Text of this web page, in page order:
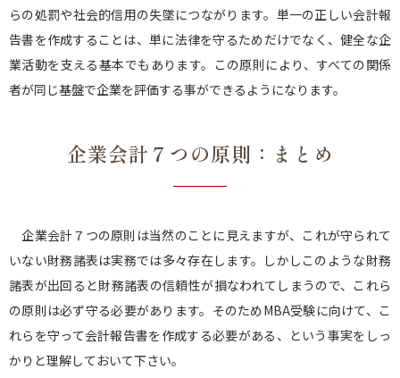
らの処罰や社会的信用の失墜につながります。単一の正しい会計報
告書を作成することは、単に法律を守るためだけでなく、健全な企
業活動を支える基本でもあります。この原則により、すべての関係
者が同じ基盤で企業を評価する事ができるようになります。
企業会計７つの原則：まとめ
企業会計７つの原則は当然のことに見えますが、これが守られて
いない財務諸表は実務では多々存在します。しかしこのような財務
諸表が出回ると財務諸表の信頼性が損なわれてしまうので、これら
の原則は必ず守る必要があります。そのためMBA受験に向けて、こ
れらを守って会計報告書を作成する必要がある、という事実をしっ
かりと理解しておいて下さい。